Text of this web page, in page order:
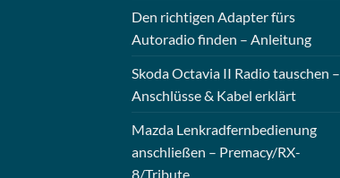
Den richtigen Adapter fürs
Autoradio finden – Anleitung
Skoda Octavia II Radio tauschen –
Anschlüsse & Kabel erklärt
Mazda Lenkradfernbedienung
anschließen – Premacy/RX-
8/Tribute